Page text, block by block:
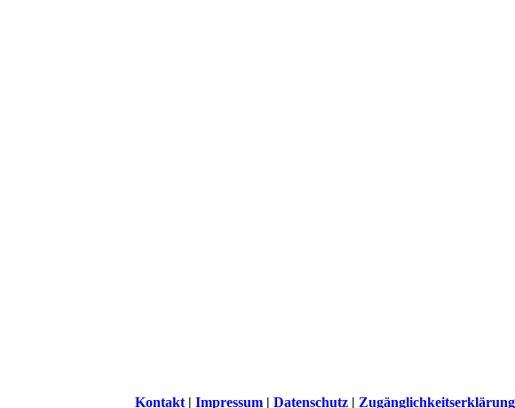
Kontakt | Impressum | Datenschutz | Zugänglichkeitserklärung